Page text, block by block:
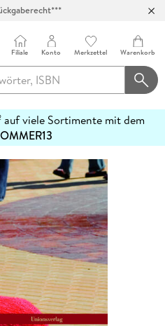
Filiale Konto Merkzettel Warenkorb
auf viele Sortimente mit dem